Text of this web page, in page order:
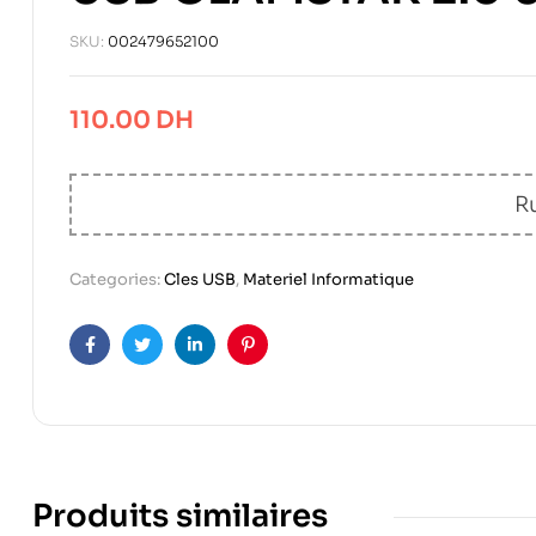
SKU: 002479652100
110.00 DH
Categories:Cles USB, Materiel Informatique
FacebookTwitterLinkedinPinterest
Produits similaires